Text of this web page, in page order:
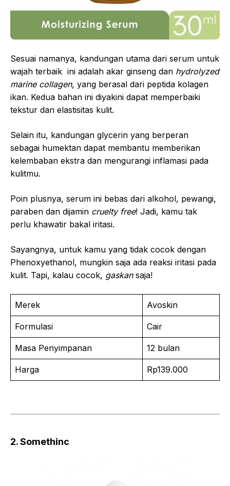
Sesuai namanya, kandungan utama dari serum untuk
wajah terbaik ini adalah akar ginseng dan hydrolyzed
marine collagen, yang berasal dari peptida kolagen
ikan. Kedua bahan ini diyakini dapat memperbaiki
tekstur dan elastisitas kulit.
Selain itu, kandungan glycerin yang berperan
sebagai humektan dapat membantu memberikan
kelembaban ekstra dan mengurangi inflamasi pada
kulitmu.
Poin plusnya, serum ini bebas dari alkohol, pewangi,
paraben dan dijamin cruelty free! Jadi, kamu tak
perlu khawatir bakal iritasi.
Sayangnya, untuk kamu yang tidak cocok dengan
Phenoxyethanol, mungkin saja ada reaksi iritasi pada
kulit. Tapi, kalau cocok, gaskan saja!
Merek Avoskin
Formulasi Cair
Masa Penyimpanan 12 bulan
Harga Rp139.000
2. Somethinc